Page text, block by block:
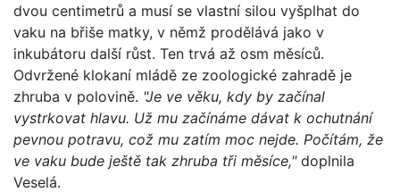
dvou centimetrů a musí se vlastní silou vyšplhat do
vaku na břiše matky, v němž prodělává jako v
inkubátoru další růst. Ten trvá až osm měsíců.
Odvržené klokaní mládě ze zoologické zahradě je
zhruba v polovině. "Je ve věku, kdy by začínal
vystrkovat hlavu. Už mu začínáme dávat k ochutnání
pevnou potravu, což mu zatím moc nejde. Počítám, že
ve vaku bude ještě tak zhruba tři měsíce,"doplnila
Veselá.